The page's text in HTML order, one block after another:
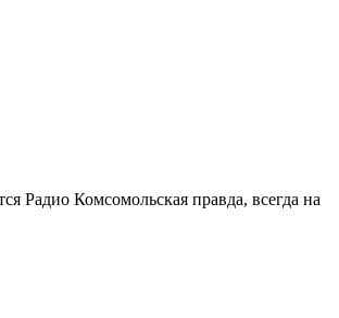
Радио Комсомольская правда, всегда на